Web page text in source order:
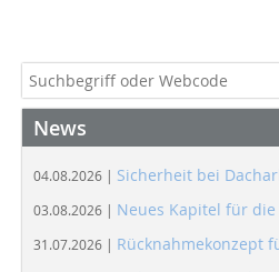
News
04.08.2026 | Sicherheit bei
03.08.2026 | Neues Kapitel für die
31.07.2026 | Rücknahmekonzept